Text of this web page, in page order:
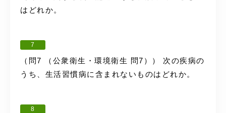
はどれか。
7
（問7 （公衆衛生・環境衛生 問7）） 次の疾病の
うち、生活習慣病に含まれないものはどれか。
8